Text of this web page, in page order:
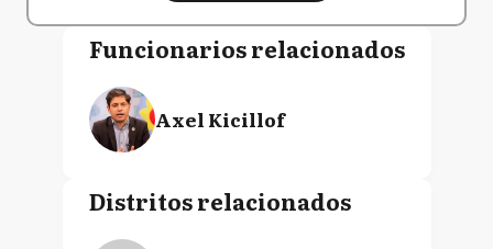
Funcionarios relacionados
Axel Kicillof
Distritos relacionados